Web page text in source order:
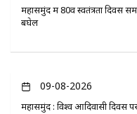
महासमुंद में 80वें स्वतंत्रता दिवस
बघेल
09-08-2026
महासमुंद : विश्व आदिवासी दिवस पर